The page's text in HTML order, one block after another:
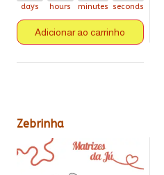
days hours minutes seconds
Adicionar ao carrinho
Zebrinha